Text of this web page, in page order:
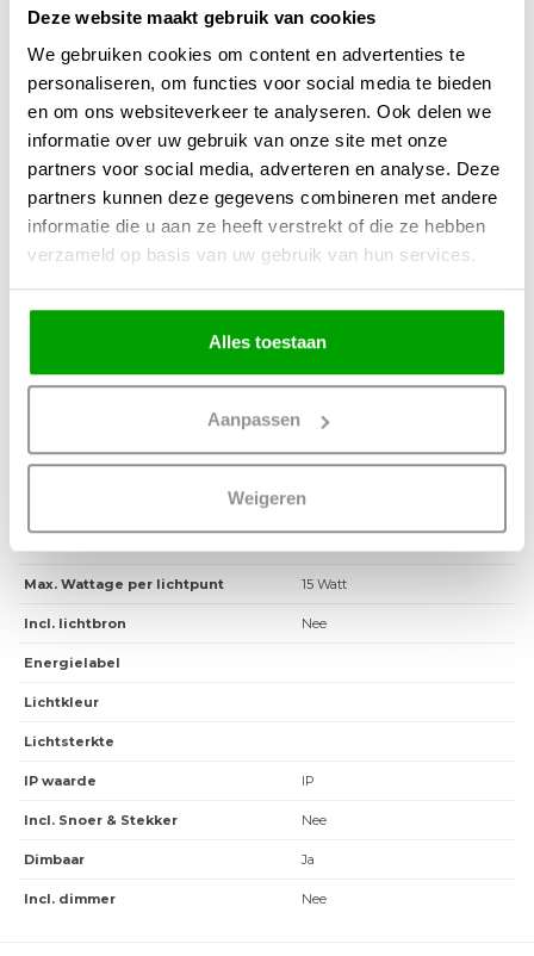
Deze website maakt gebruik van cookies
We gebruiken cookies om content en advertenties te
personaliseren, om functies voor social media te bieden
en om ons websiteverkeer te analyseren. Ook delen we
informatie over uw gebruik van onze site met onze
partners voor social media, adverteren en analyse. Deze
partners kunnen deze gegevens combineren met andere
informatie die u aan ze heeft verstrekt of die ze hebben
verzameld op basis van uw gebruik van hun services.
Alles toestaan
Aanpassen
Weigeren
Geschikt voor 1x E27 (max. 15W)
Perfect te combineren met energiezuinige LED
Dimbaar via externe dimmer (niet meegeleverd)
Lichtintensiteit zelf te bepalen met jouw gekozen lichtbron
Wij werken al jaren met het merk ETH in ons assortiment. Dat doen we niet
zonder reden: het staat bekend om kwaliteit, stijl en betrouwbaarheid.
Wil jij jouw interieur nét dat beetje extra warmte en karakter geven? Dan is de
Materiaal Hout
Naturel
Maten 50 x 50 x 300cm (LxBxH)
Max. Wattage per lichtpunt 15 Watt
Incl. lichtbron Nee
Energielabel
Lichtkleur
Lichtsterkte
IP waarde IP
Incl. Snoer & Stekker Nee
Dimbaar Ja
Incl. dimmer Nee